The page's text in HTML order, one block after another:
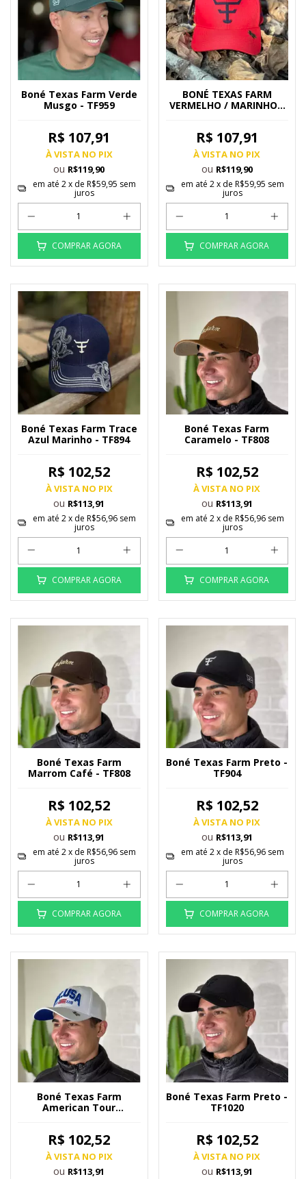
Boné Texas Farm Verde
Musgo - TF959
R$ 107,91
À VISTA NO PIX
ou R$119,90
em até2x deR$59,95 sem
juros
COMPRAR AGORA
BONÉ TEXAS FARM
VERMELHO / MARINHO -
R$ 107,91
À VISTA NO PIX
ou R$119,90
em até 2x de R$59,95 sem
juros
COMPRAR AGORA
Boné Texas Farm Trace
Azul Marinho - TF894
R$ 102,52
À VISTA NO PIX
ou R$113,91
em até2x deR$56,96 sem
juros
COMPRAR AGORA
Boné Texas Farm
Caramelo - TF808
R$ 102,52
À VISTA NO PIX
ou R$113,91
em até 2x de R$56,96 sem
juros
COMPRAR AGORA
Boné Texas Farm
Marrom Café - TF808
R$ 102,52
À VISTA NO PIX
ou R$113,91
em até2x deR$56,96 sem
juros
COMPRAR AGORA
Boné Texas Farm Preto -
TF904
R$ 102,52
À VISTA NO PIX
ou R$113,91
em até 2x de R$56,96 sem
juros
COMPRAR AGORA
Boné Texas Farm
American Tour
R$ 102,52
À VISTA NO PIX
ou R$113,91
Boné Texas Farm Preto -
TF1020
R$ 102,52
À VISTA NO PIX
ou R$113,91